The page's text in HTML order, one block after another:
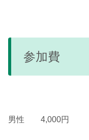
参加費
男性 4,000円